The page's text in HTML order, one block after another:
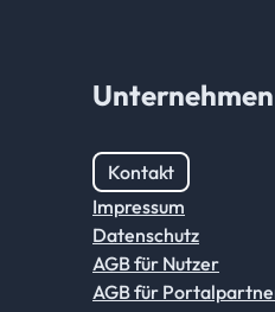
Kontakt
Impressum
Datenschutz
AGB für Nutzer
AGB für